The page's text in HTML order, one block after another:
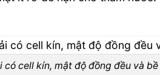
có cell kín, mật độ đồng đều và bề